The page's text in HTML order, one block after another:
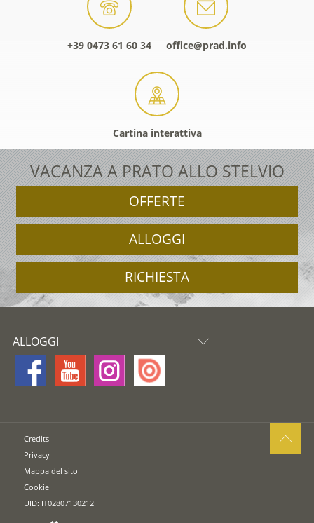
+39 0473 61 60 34 office@prad.info
Cartina interattiva
VACANZA A PRATO ALLO STELVIO
OFFERTE
ALLOGGI
RICHIESTA
ALLOGGI
Credits
Privacy
Mappa del sito
Cookie
UID: IT02807130212